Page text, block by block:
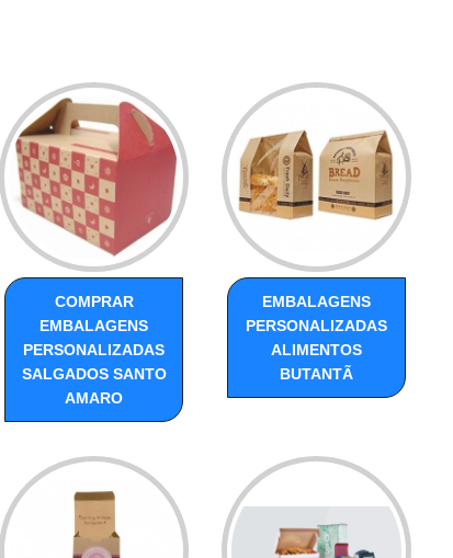
COMPRAR
EMBALAGENS
PERSONALIZADAS
SALGADOS SANTO
AMARO
EMBALAGENS
PERSONALIZADAS
ALIMENTOS
BUTANTÃ